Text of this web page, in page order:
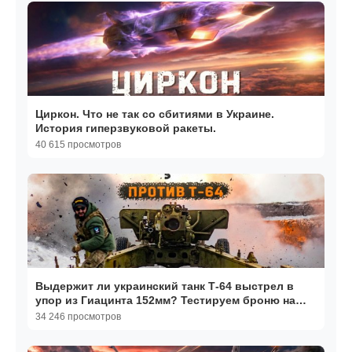
Циркон. Что не так со сбитиями в Украине.
История гиперзвуковой ракеты.
40 615 просмотров
Выдержит ли украинский танк Т-64 выстрел в
упор из Гиацинта 152мм? Тестируем броню на
прочность
34 246 просмотров